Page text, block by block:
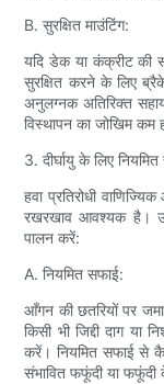
B. सुरक्षित माउंटिंग:
यदि डेक या कंक्रीट की
सुरक्षित करने के लिए
अनुलग्नक अतिरिक्त
विस्थापन का जोखिम कम
3. दीर्घायु के लिए
हवा प्रतिरोधी
रखरखाव आवश्यक है।
पालन करें:
A. नियमित सफाई:
आँगन की छतरियों पर जमा
किसी भी जिद्दी दाग
करें। नियमित सफाई से
संभावित फफूंदी या फफूंदी